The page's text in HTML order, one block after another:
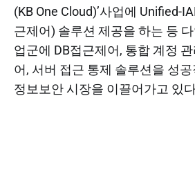
(KB One Cloud)’사업에 Unified-
근제어) 솔루션 제공을 하는 등
업군에 DB접근제어, 통합 계정
어, 서버 접근 통제 솔루션을 성
정보보안 시장을 이끌어가고 있